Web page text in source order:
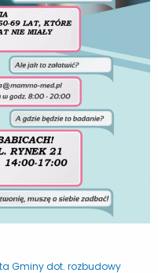
Gminy dot. rozbudowy